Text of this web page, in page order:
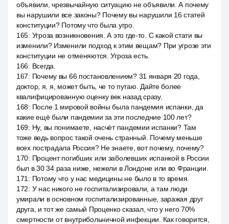
объявили, чрезвычайную ситуацию не объявили. А почему
вы нарушили все законы? Почему вы нарушили 16 статей
конституции? Потому что была угро.
165: Угроза возникновения. А это где-то. С какой стати вы
изменили? Изменили подход к этим вещам? При угрозе эти
конституции не отменяются. Угроза есть.
166: Всегда.
167: Почему вы 66 постановлением? 31 января 20 года,
доктор, я, я, может быть, че то путаю. Дайте более
квалифицированную оценку век назад сразу.
168: После 1 мировой войны была пандемия испанки, да
какие ещё были пандемии за эти последние 100 лет?
169: Ну, вы понимаете, насчёт пандемии испанки? Там
тоже ведь вопрос такой очень странный. Почему меньше
всех пострадала Россия? Не знаете, вот почему, почему?
170: Процент погибших или заболевших испанкой в России
был в 30 34 раза ниже, нежели в Лондоне или во Франции.
171 : Потому что у нас медицины не было в то время.
172: У нас никого не госпитализировали, а там люди
умирали в основном госпитализированные, заражая друг
друга, и тот же самый Проценко сказал, что у него 70%
смертности от внутрибольничной инфекции. Как говорится,